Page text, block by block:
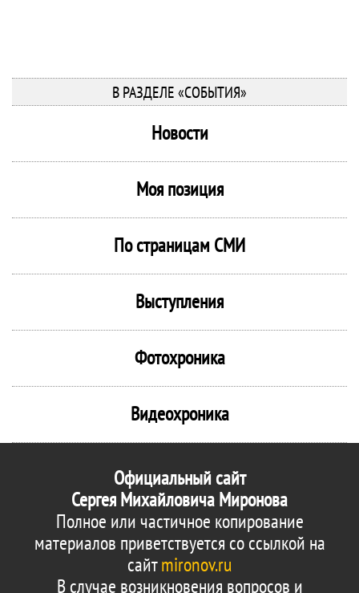
В РАЗДЕЛЕ «СОБЫТИЯ»
Новости
Моя позиция
По страницам СМИ
Выступления
Фотохроника
Видеохроника
Официальный сайт
Сергея Михайловича Миронова
Полное или частичное копирование
материалов приветствуется со ссылкой на
сайтmironov.ru
В случае возникновения вопросов и